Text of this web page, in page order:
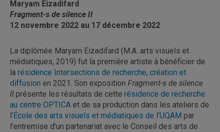
Maryam Eizadifard
Fragment-s de silence II
12 novembre 2022 au 17 décembre 2022
La diplômée Maryam Eizadifard (M.A. arts visuels et
médiatiques, 2019) fut la première artiste à bénéficier de
la résidence Intersections de recherche, création et
diffusion en 2021. Son exposition Fragment-s de silence
II présente les résultats de cette résidence de recherche
au centre OPTICA et de sa production dans les ateliers de
l’École des arts visuels et médiatiques de l’UQAM par
l'entremise d'un partenariat avec le Conseil des arts de